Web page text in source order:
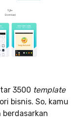
3500 template
bisnis. So, kamu